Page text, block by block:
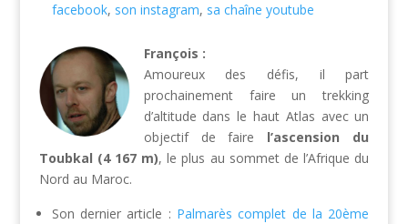
facebook, son instagram, sa chaîne youtube
François :
Amoureux des défis, il part
prochainement faire un trekking
d’altitude dans le haut Atlas avec un
objectif de faire l’ascension du
Toubkal (4 167 m), le plus au sommet de l’Afrique du
Nord au Maroc.
Son dernier article : Palmarès complet de la 20ème